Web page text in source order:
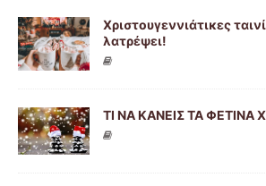
Χριστουγεννιάτικες
λατρέψει!
ΤΙ ΝΑ ΚΑΝΕΙΣ ΤΑ ΦΕΤΙΝΑ